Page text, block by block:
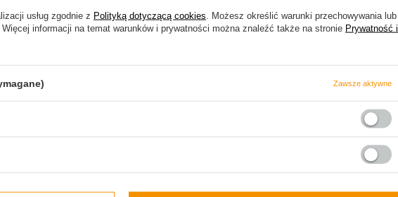
West Loop 2.0
Kubek termiczny Contigo West Loop 2.0
usług zgodnie z Polityką dotyczącą cookies . Możesz określić warunki przechowywania lub
informacji na temat warunków i prywatności można znaleźć także na stronie Prywatność i
Zawsze aktywne